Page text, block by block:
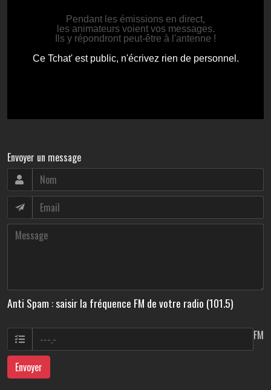
Envoyer un message
Anti Spam : saisir la fréquence FM de votre radio (101.5)
FM
Envoyer